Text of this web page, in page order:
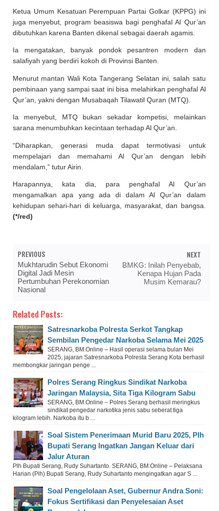
Ketua Umum Kesatuan Perempuan Partai Golkar (KPPG) ini
juga menyebut, program beasiswa bagi penghafal Al Qur’an
dibutuhkan karena Banten dikenal sebagai daerah agamis.
Ia mengatakan, banyak pondok pesantren modern dan
salafiyah yang berdiri kokoh di Provinsi Banten.
Menurut mantan Wali Kota Tangerang Selatan ini, salah satu
pembinaan yang sampai saat ini bisa melahirkan penghafal Al
Qur’an, yakni dengan Musabaqah Tilawatil Quran (MTQ).
Ia menyebut, MTQ bukan sekadar kompetisi, melainkan
sarana menumbuhkan kecintaan terhadap Al Qur’an.
“Diharapkan, generasi muda dapat termotivasi untuk
mempelajari dan memahami Al Qur’an dengan lebih
mendalam,” tutur Airin.
Harapannya, kata dia, para penghafal Al Qur’an
mengamalkan apa yang ada di dalam Al Qur’an dalam
kehidupan sehari-hari di keluarga, masyarakat, dan bangsa.
(*/red)
PREVIOUS
Mukhtarudin Sebut Ekonomi
Digital Jadi Mesin
Pertumbuhan Perekonomian
Nasional
NEXT
BMKG: Inilah Penyebab,
Kenapa Hujan Pada
Musim Kemarau?
Related Posts:
Satresnarkoba Polresta Serkot Tangkap
Sembilan Pengedar Narkoba Selama Mei 2025
SERANG, BM.Online – Hasil operasi selama bulan Mei
2025, jajaran Satresnarkoba Polresta Serang Kota berhasil
membongkar jaringan penge ...
Polres Serang Ringkus Sindikat Narkoba
Jaringan Malaysia, Sita Tiga Kilogram Sabu
SERANG, BM.Online – Polres Serang berhasil meringkus
sindikat pengedar narkotika jenis sabu seberat tiga
kilogram lebih. Narkoba itu b ...
Soal Sistem Penerimaan Murid Baru 2025, Plh
Bupati Serang Ingatkan Jangan Keluar dari
Jalur Aturan
Plh Bupati Serang, Rudy Suhartanto. SERANG, BM.Online – Pelaksana
Harian (Plh) Bupati Serang, Rudy Suhartanto mengingatkan agar S ...
Soal Pengelolaan Aset, Gubernur Andra Soni:
Fokus Sertifikasi dan Penyelesaian Aset